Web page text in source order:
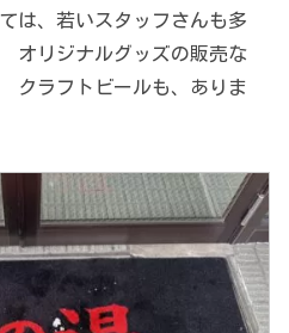
は、若いスタッフさんも多
オリジナルグッズの販売な
クラフトビールも、ありま